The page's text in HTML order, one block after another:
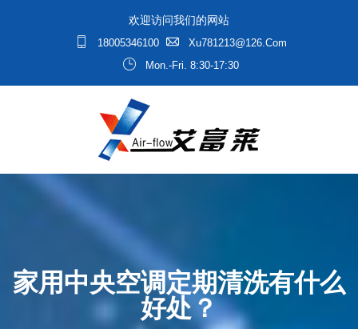
欢迎访问我们的网站
18005346100
Xu781213@126.com
Mon.-Fri. 8:30-17:30
家用中央空调定期清洗有什么
好处？